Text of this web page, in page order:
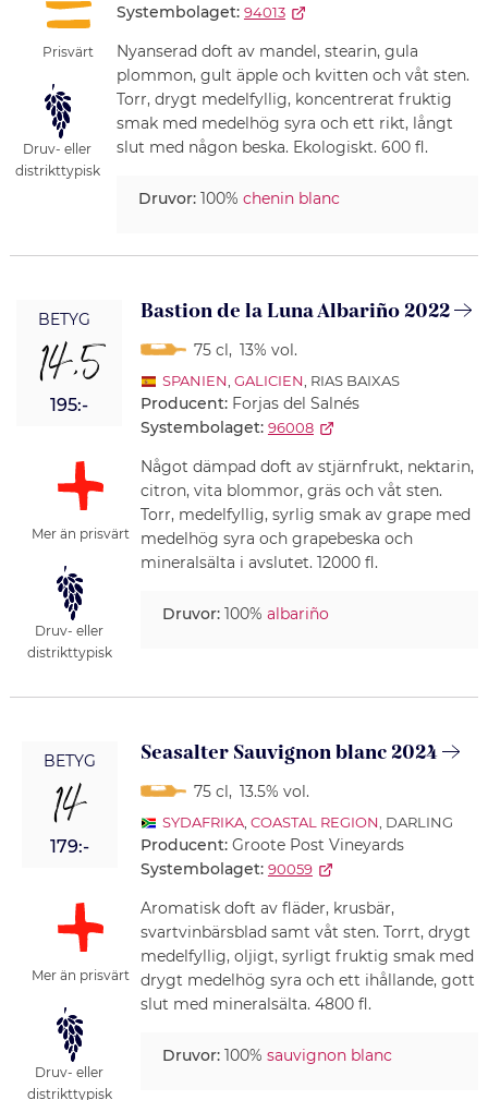
Prisvärt
Druv- eller
distrikttypisk
Systembolaget: 94013
Nyanserad doft av mandel, stearin, gula
plommon, gult äpple och kvitten och våt sten.
Torr, drygt medelfyllig, koncentrerat fruktig
smak med medelhög syra och ett rikt, långt
slut med någon beska. Ekologiskt. 600 fl.
Druvor:100% chenin blanc
BETYG
14,5
195:-
Mer än prisvärt
Druv- eller
distrikttypisk
Bastion de la Luna Albariño 2022
75 cl, 13% vol.
SPANIEN GALICIEN , RIAS BAIXAS
Producent: Forjas del Salnés
Systembolaget: 96008
Något dämpad doft av stjärnfrukt, nektarin,
citron, vita blommor, gräs och våt sten.
Torr, medelfyllig, syrlig smak av grape med
medelhög syra och grapebeska och
mineralsälta i avslutet. 12000 fl.
Druvor:100% albariño
BETYG
14
179:-
Mer än prisvärt
Druv- eller
distrikttypisk
Seasalter Sauvignon blanc 2024
75 cl, 13.5% vol.
SYDAFRIKA, COASTAL REGION, DARLING
Producent: Groote Post Vineyards
Systembolaget: 90059
Aromatisk doft av fläder, krusbär,
svartvinbärsblad samt våt sten. Torrt, drygt
medelfyllig, oljigt, syrligt fruktig smak med
drygt medelhög syra och ett ihållande, gott
slut med mineralsälta. 4800 fl.
Druvor:100% sauvignon blanc